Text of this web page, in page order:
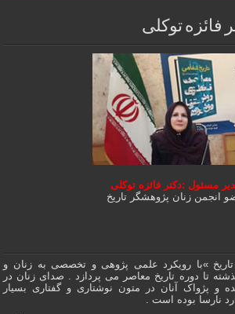
فائزه توکلی
مسئول :دکتر فائزه توکلی
انجمن زنان پژوهشگر تاریخ
تاریخ »با رویکرد علمی پژوهى و تخصصی به زنان و
تا دوره تاریخ معاصر می پردازد . صدای زنان در
و پژواک آنان در متون نوشتاری و گفتاری بسیار
نارسا بوده است .